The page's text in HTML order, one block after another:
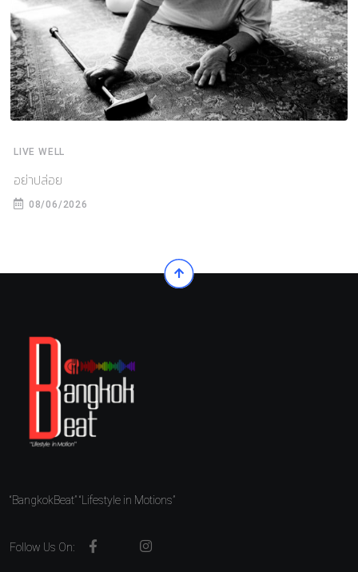
LIVE WELL
อย่าปล่อย
08/06/2026
“BangkokBeat” “Lifestyle in Motions”
Follow Us On: